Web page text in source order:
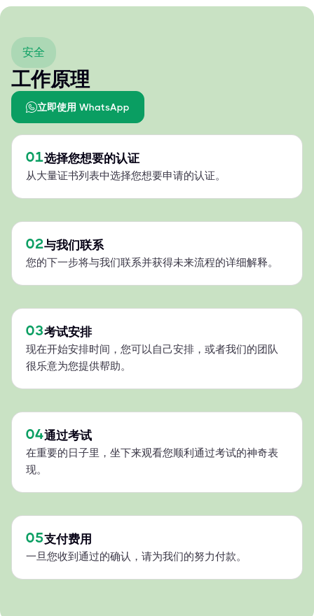
安全
工作原理
立即使用 WhatsApp
01选择您想要的认证
从大量证书列表中选择您想要申请的认证。
02与我们联系
您的下一步将与我们联系并获得未来流程的详细解释。
03考试安排
现在开始安排时间，您可以自己安排，或者我们的团队
很乐意为您提供帮助。
04通过考试
在重要的日子里，坐下来观看您顺利通过考试的神奇表
现。
05支付费用
一旦您收到通过的确认，请为我们的努力付款。